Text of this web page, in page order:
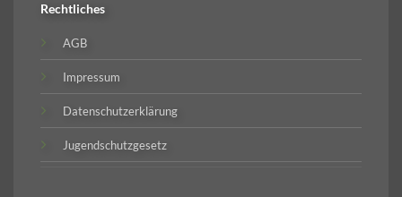
Rechtliches
AGB
Impressum
Datenschutzerklärung
Jugendschutzgesetz